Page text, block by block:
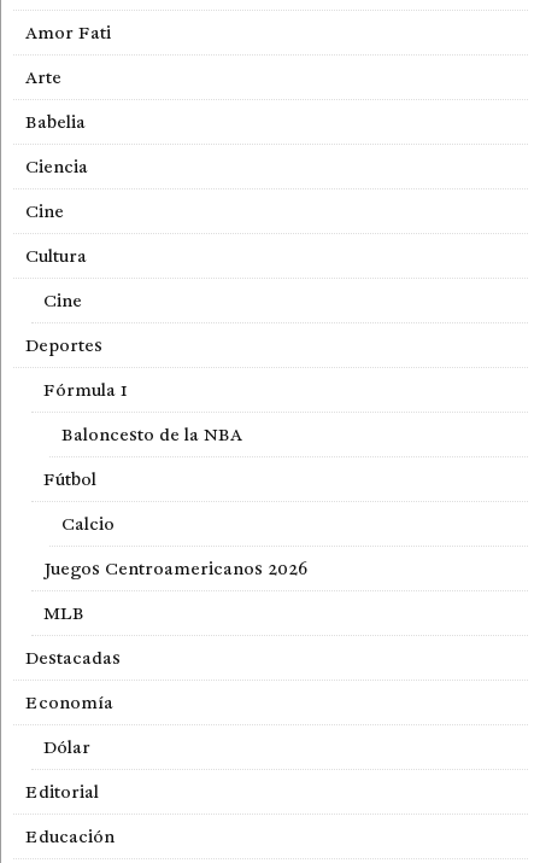
Amor Fati
Arte
Babelia
Ciencia
Cine
Cultura
Cine
Deportes
Fórmula 1
Baloncesto de la NBA
Fútbol
Calcio
Juegos Centroamericanos 2026
MLB
Destacadas
Economía
Dólar
Editorial
Educación